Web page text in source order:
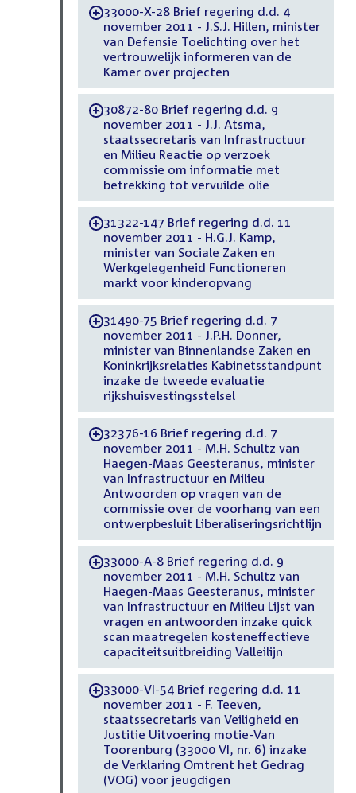
-33000-X-28 Brief regering d.d. 4
november 2011 - J.S.J. Hillen, minister
van Defensie Toelichting over het
vertrouwelijk informeren van de
Kamer over projecten
-30872-80 Brief regering d.d. 9
november 2011 - J.J. Atsma,
staatssecretaris van Infrastructuur
en Milieu Reactie op verzoek
commissie om informatie met
betrekking tot vervuilde olie
-31322-147 Brief regering d.d. 11
november 2011 - H.G.J. Kamp,
minister van Sociale Zaken en
Werkgelegenheid Functioneren
markt voor kinderopvang
-31490-75 Brief regering d.d. 7
november 2011 - J.P.H. Donner,
minister van Binnenlandse Zaken en
Koninkrijksrelaties Kabinetsstandpunt
inzake de tweede evaluatie
rijkshuisvestingsstelsel
-32376-16 Brief regering d.d. 7
november 2011 - M.H. Schultz van
Haegen-Maas Geesteranus, minister
van Infrastructuur en Milieu
Antwoorden op vragen van de
commissie over de voorhang van een
ontwerpbesluit Liberaliseringsrichtlijn
-33000-A-8 Brief regering d.d. 9
november 2011 - M.H. Schultz van
Haegen-Maas Geesteranus, minister
van Infrastructuur en Milieu Lijst van
vragen en antwoorden inzake quick
scan maatregelen kosteneffectieve
capaciteitsuitbreiding Valleilijn
-33000-VI-54 Brief regering d.d. 11
november 2011 - F. Teeven,
staatssecretaris van Veiligheid en
Justitie Uitvoering motie-Van
Toorenburg (33000 VI, nr. 6) inzake
de Verklaring Omtrent het Gedrag
(VOG) voor jeugdigen